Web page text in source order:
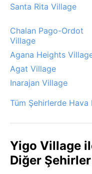
nemli tropikal iklimi,
sağlarken, ani hava
gerekir.
Santa Rita Village
Chalan Pago-Ordot
Village
Agana Heights
Agat Village
Inarajan Village
Tüm Şehirlerde Hava
Yigo Village
Diğer Şehirler